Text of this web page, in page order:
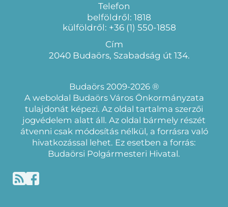
Telefon
belföldről: 1818
külföldről: +36 (1) 550-1858
Cím
2040 Budaörs, Szabadság út 134.
Budaörs 2009-2026 ®
A weboldal Budaörs Város Önkormányzata
tulajdonát képezi. Az oldal tartalma szerzői
jogvédelem alatt áll. Az oldal bármely részét
átvenni csak módosítás nélkül, a forrásra való
hivatkozással lehet. Ez esetben a forrás:
Budaörsi Polgármesteri Hivatal.